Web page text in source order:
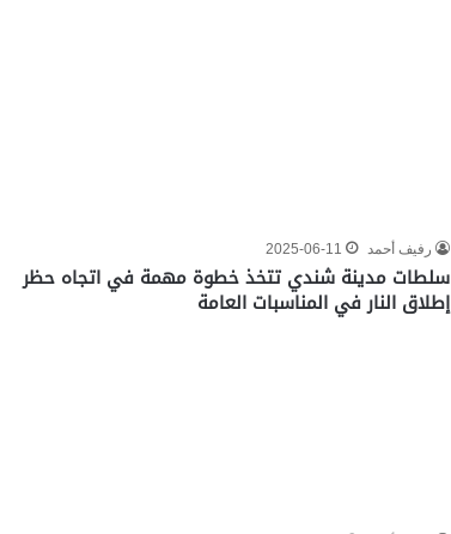
رفيف أحمد 2025-06-11
سلطات مدينة شندي تتخذ خطوة مهمة في اتجاه حظر
إطلاق النار في المناسبات العامة